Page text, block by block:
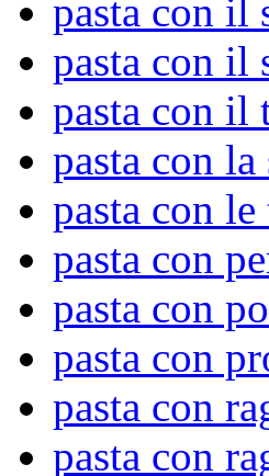
pasta con il
pasta con il
pasta con il
pasta con la
pasta con le
pasta con
pasta con
pasta con
pasta con
pasta con